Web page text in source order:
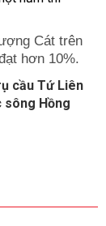
Cát trên
hơn 10%.
cầu Tứ Liên
sông Hồng